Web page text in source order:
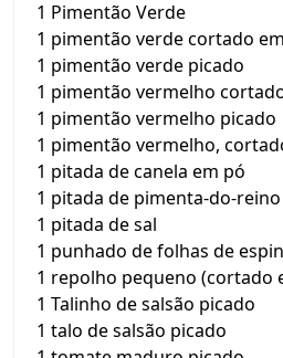
1 Pimentão Verde
1 pimentão verde cortado
1 pimentão verde picado
1 pimentão vermelho
1 pimentão vermelho picado
1 pimentão vermelho,
1 pitada de canela em pó
1 pitada de pimenta-do-reino
1 pitada de sal
1 punhado de folhas de
1 repolho pequeno (cortado
1 Talinho de salsão picado
1 talo de salsão picado